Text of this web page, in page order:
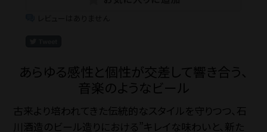
あらゆる感性と個性が交差して響き合う、
音楽のようなビール
古来より培われてきた伝統的なスタイルを守りつつ、石
川酒造のビール造りにおける”キレイな味わいと、新た
法人・大口注文